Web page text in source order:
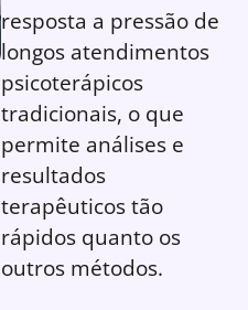
resposta a pressão de
longos atendimentos
psicoterápicos
tradicionais, o que
permite análises e
resultados
terapêuticos tão
rápidos quanto os
outros métodos.